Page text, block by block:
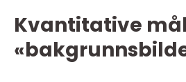
Kvantitative